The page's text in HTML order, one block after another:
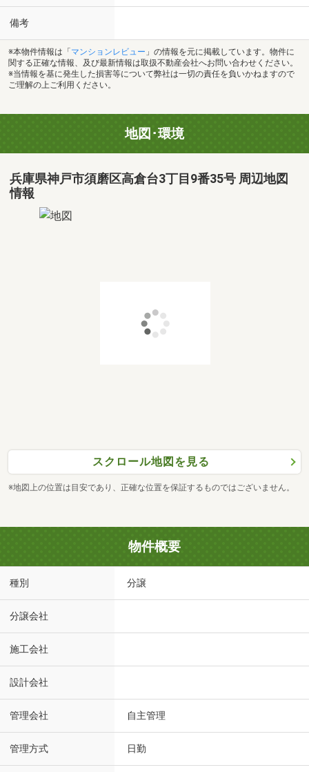
備考
※本物件情報は「 マンションレビュー 」の情報を元に掲載しています。物件に
関する正確な情報、及び最新情報は取扱不動産会社へお問い合わせください。
※当情報を基に発生した損害等について弊社は一切の責任を負いかねますので
ご理解の上ご利用ください。
地図･環境
兵庫県神戸市須磨区高倉台3丁目9番35号 周辺地図
情報
スクロール地図を見る
※地図上の位置は目安であり、正確な位置を保証するものではございません。
物件概要
種別 分譲
分譲会社
施工会社
設計会社
管理会社 自主管理
管理方式 日勤